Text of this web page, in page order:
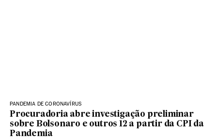
PANDEMIA DE CORONAVÍRUS
Procuradoria abre investigação preliminar
sobre Bolsonaro e outros 12 a partir da CPI da
Pandemia